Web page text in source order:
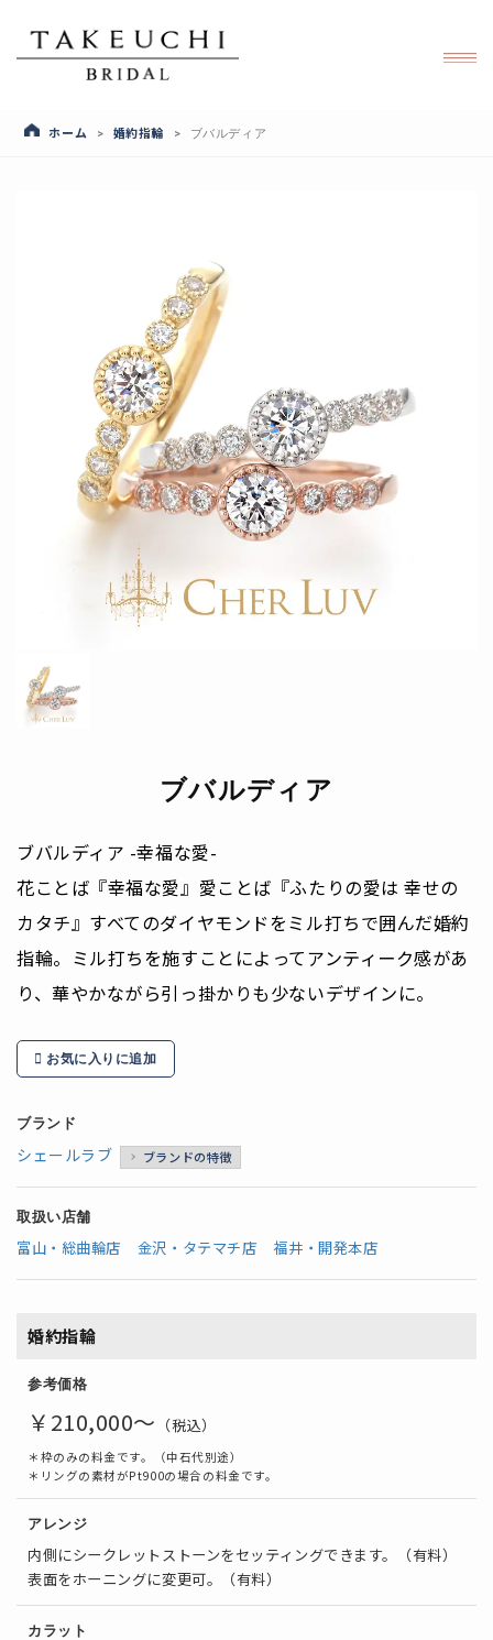
ホーム > 婚約指輪 > ブバルディア
ブバルディア
ブバルディア -幸福な愛-
花ことば『幸福な愛』愛ことば『ふたりの愛は 幸せの
カタチ』すべてのダイヤモンドをミル打ちで囲んだ婚約
指輪。ミル打ちを施すことによってアンティーク感があ
り、華やかながら引っ掛かりも少ないデザインに。
お気に入りに追加
ブランド
シェールラブ ブランドの特徴
取扱い店舗
富山・総曲輪店 金沢・タテマチ店 福井・開発本店
婚約指輪
参考価格
￥210,000～ （税込）
＊枠のみの料金です。（中石代別途）
＊リングの素材がPt900の場合の料金です。
アレンジ
内側にシークレットストーンをセッティングできます。（有料）
表面をホーニングに変更可。（有料）
カラット